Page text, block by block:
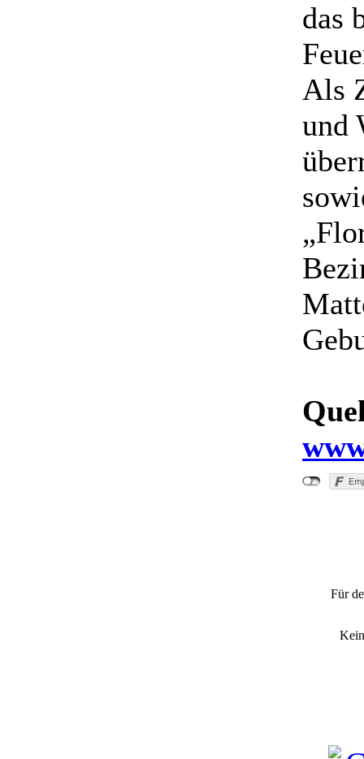
das
Als
und
Für